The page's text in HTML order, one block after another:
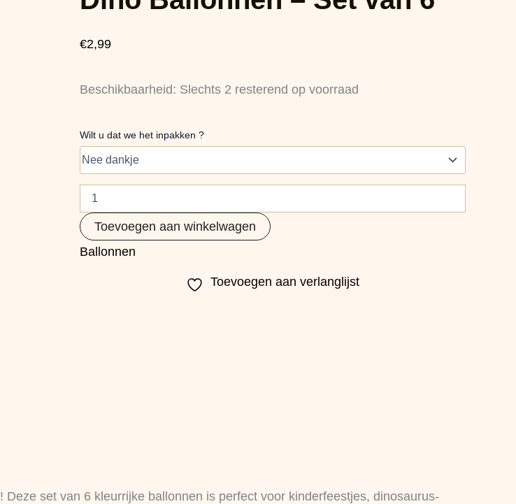
€2,99
Beschikbaarheid: Slechts 2 resterend op voorraad
Wilt u dat we het inpakken ?
Set
aantal
Toevoegen aan winkelwagen
Ballonnen
Toevoegen aan verlanglijst
! Deze set van 6 kleurrijke ballonnen is perfect voor kinderfeestjes, dinosaurus-